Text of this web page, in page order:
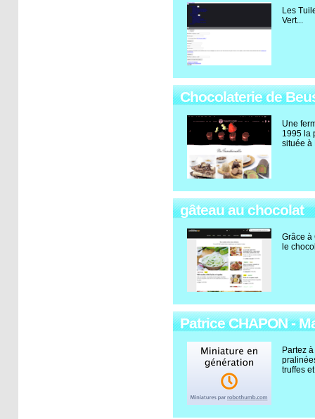
Les
Vert...
Chocolaterie de
Une
1995 la
située à
gâteau au chocolat
Grâce à
le
Patrice CHAPON -
Partez
truffes